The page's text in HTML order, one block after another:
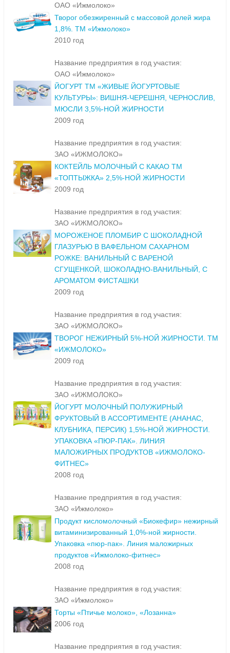
ОАО «Ижмолоко»
Творог обезжиренный с массовой долей жира
1,8%. ТМ «Ижмолоко»
2010 год
Название предприятия в год участия:
ОАО «Ижмолоко»
ЙОГУРТ ТМ «ЖИВЫЕ ЙОГУРТОВЫЕ
КУЛЬТУРЫ»: ВИШНЯ-ЧЕРЕШНЯ, ЧЕРНОСЛИВ,
МЮСЛИ 3,5%-НОЙ ЖИРНОСТИ
2009 год
Название предприятия в год участия:
ЗАО «ИЖМОЛОКО»
КОКТЕЙЛЬ МОЛОЧНЫЙ С КАКАО ТМ
«ТОПТЫЖКА» 2,5%-НОЙ ЖИРНОСТИ
2009 год
Название предприятия в год участия:
ЗАО «ИЖМОЛОКО»
МОРОЖЕНОЕ ПЛОМБИР С ШОКОЛАДНОЙ
ГЛАЗУРЬЮ В ВАФЕЛЬНОМ САХАРНОМ
РОЖКЕ: ВАНИЛЬНЫЙ С ВАРЕНОЙ
СГУЩЕНКОЙ, ШОКОЛАДНО-ВАНИЛЬНЫЙ, С
АРОМАТОМ ФИСТАШКИ
2009 год
Название предприятия в год участия:
ЗАО «ИЖМОЛОКО»
ТВОРОГ НЕЖИРНЫЙ 5%-НОЙ ЖИРНОСТИ. ТМ
«ИЖМОЛОКО»
2009 год
Название предприятия в год участия:
ЗАО «ИЖМОЛОКО»
ЙОГУРТ МОЛОЧНЫЙ ПОЛУЖИРНЫЙ
ФРУКТОВЫЙ В АССОРТИМЕНТЕ (АНАНАС,
КЛУБНИКА, ПЕРСИК) 1,5%-НОЙ ЖИРНОСТИ.
УПАКОВКА «ПЮР-ПАК». ЛИНИЯ
МАЛОЖИРНЫХ ПРОДУКТОВ «ИЖМОЛОКО-
ФИТНЕС»
2008 год
Название предприятия в год участия:
ЗАО «Ижмолоко»
Продукт кисломолочный «Биокефир» нежирный
витаминизированный 1,0%-ной жирности.
Упаковка «пюр-пак». Линия маложирных
продуктов «Ижмолоко-фитнес»
2008 год
Название предприятия в год участия:
ЗАО «Ижмолоко»
Торты «Птичье молоко», «Лозанна»
2006 год
Название предприятия в год участия: